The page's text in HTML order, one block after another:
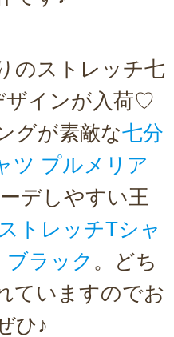
のストレッチ七
ザインが入荷♡
グが素敵な七分
ツ プルメリア
デしやすい王
トレッチTシャ
ラック 。どち
ていますのでお
ひ♪